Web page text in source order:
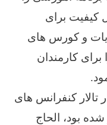
کیفیت برای
و کورس های
برای کارمندان
کنفرانس های
بود، الحاج